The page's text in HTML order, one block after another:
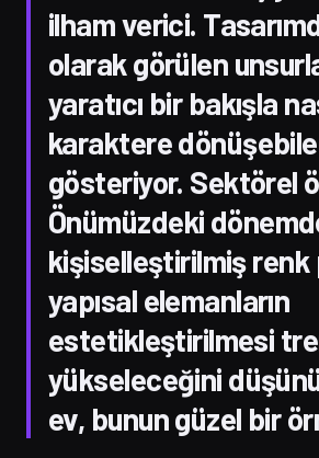
ilham verici.
olarak görülen
yaratıcı bir bakışla
karaktere
gösteriyor. Sektörel
Önümüzdeki
kişiselleştirilmiş renk
yapısal elemanların
estetikleştirilmesi
yükseleceğini
ev, bunun güzel bir